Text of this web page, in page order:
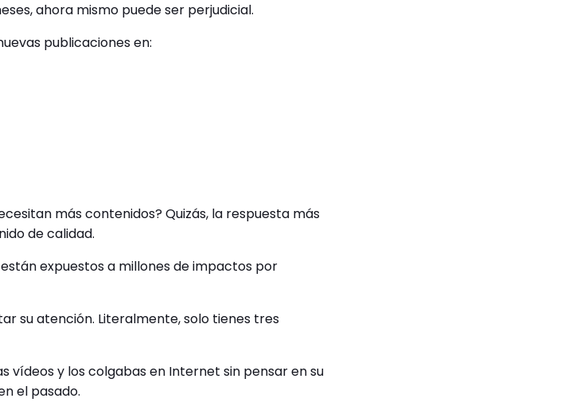
ahora mismo puede ser perjudicial.
publicaciones en:
más contenidos? Quizás, la respuesta más
de calidad.
expuestos a millones de impactos por
su atención. Literalmente, solo tienes tres
vídeos y los colgabas en Internet sin pensar en su
el pasado.